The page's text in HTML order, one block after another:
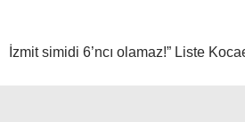
İzmit simidi 6’ncı olamaz!” Liste